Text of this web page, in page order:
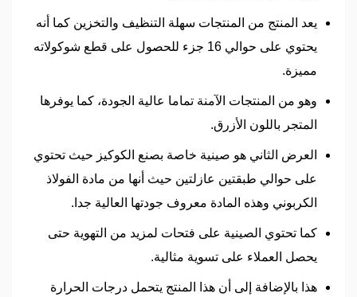
يعد المنتج من المنتجات سهلة التنظيف والتخزين كما أنه
يحتوي على حوالي 16 جزء للحصول على قطع شوكولاته
مميزة.
وهو من المنتجات الآمنة تماما عالية الجودة، كما يوفرها
المتجر باللون الأزرق.
العرض الثاني هو صينية خاصة بصنع الكوكيز حيث تحتوي
على حوالي طبقتين عازلتين حيث أنها من مادة الفولاذ
الكربوني وهذه المادة معروف جودتها العالية جدا.
كما تحتوي الصينية على فتحات لمزيد من التهوية حتى
يحصل العملاء على تسوية مثالية.
هذا بالإضافة إلى أن هذا المنتج يتحمل درجات الحرارة